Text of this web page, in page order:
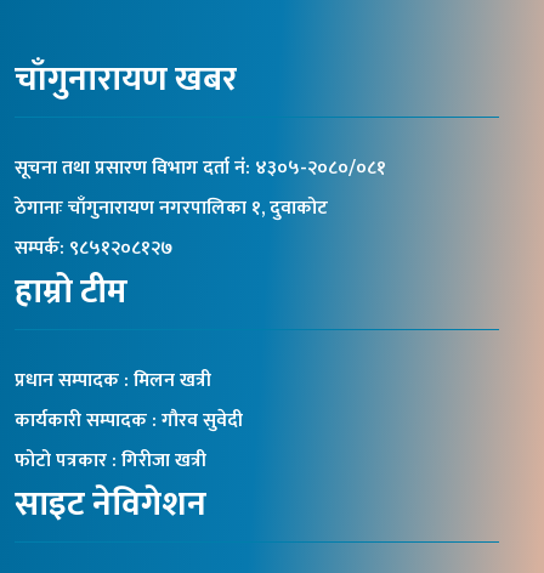
चाँगुनारायण खबर
सूचना तथा प्रसारण विभाग दर्ता नंं: ४३०५-२०८०/०८१
ठेगानाः चाँगुनारायण नगरपालिका १, दुवाकोट
सम्पर्क: ९८५१२०८१२७
हाम्रो टीम
प्रधान सम्पादक : मिलन खत्री
कार्यकारी सम्पादक : गौरव सुवेदी
फोटो पत्रकार : गिरीजा खत्री
साइट नेविगेशन